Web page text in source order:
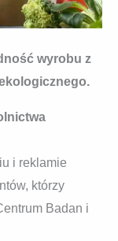
wyrobu z
i reklamie
którzy
Badan i